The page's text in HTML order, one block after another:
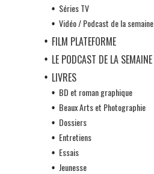
Séries TV
Vidéo / Podcast de la semaine
FILM PLATEFORME
LE PODCAST DE LA SEMAINE
LIVRES
BD et roman graphique
Beaux Arts et Photographie
Dossiers
Entretiens
Essais
Jeunesse